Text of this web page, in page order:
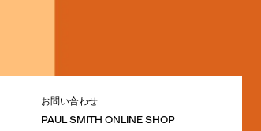
お問い合わせ
PAUL SMITH ONLINE SHOP